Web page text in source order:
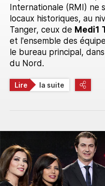
Internationale (RMI) ne
locaux historiques, au
Tanger, ceux de Medi1
et l'ensemble des
le bureau principal,
du Nord.
Lire la suite